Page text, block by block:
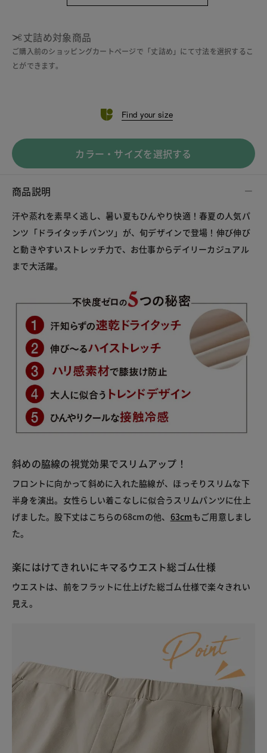
丈詰め対象商品
ご購入前のショッピングカートページで「丈詰め」にて寸法を選択するこ
とができます。
Find your size
カラー・サイズを選択する
商品説明
汗や蒸れを素早く逃し、暑い夏もひんやり快適！春夏の人気パ
ンツ「ドライタッチパンツ」が、旬デザインで登場！伸び伸び
と動きやすいストレッチ力で、お仕事からデイリーカジュアル
まで大活躍。
斜めの脇線の視覚効果でスリムアップ！
フロントに向かって斜めに入れた脇線が、ほっそりスリムな下
半身を演出。女性らしい着こなしに似合うスリムパンツに仕上
げました。股下丈はこちらの68cmの他、 63cmもご用意しまし
た。
楽にはけてきれいにキマるウエスト総ゴム仕様
ウエストは、前をフラットに仕上げた総ゴム仕様で楽々きれい
見え。